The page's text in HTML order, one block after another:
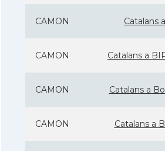
CAMON Catalans
CAMON Catalans a
CAMON Catalans a
CAMON Catalans a